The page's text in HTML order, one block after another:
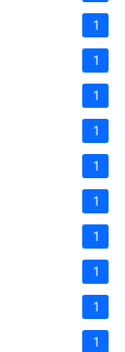
1
1
1
1
1
1
1
1
1
1